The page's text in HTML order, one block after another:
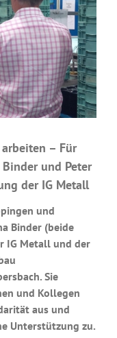
arbeiten – Für
und Peter
der IG Metall
und
Binder (beide
IG Metall und der
. Sie
und Kollegen
aus und
Unterstützung zu.